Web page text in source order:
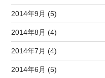
2014年9月 (5)
2014年8月 (4)
2014年7月 (4)
2014年6月 (5)